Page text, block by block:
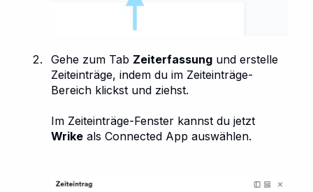
Gehe zum Tab Zeiterfassung und erstelle
Zeiteinträge, indem du im Zeiteinträge-
Bereich klickst und ziehst.
Im Zeiteinträge-Fenster kannst du jetzt
Wrike als Connected App auswählen.